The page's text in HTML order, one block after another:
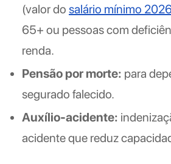
(valor do salário mínimo
65+ ou pessoas com
renda.
Pensão por morte: para
segurado falecido.
Auxílio-acidente:
acidente que reduz